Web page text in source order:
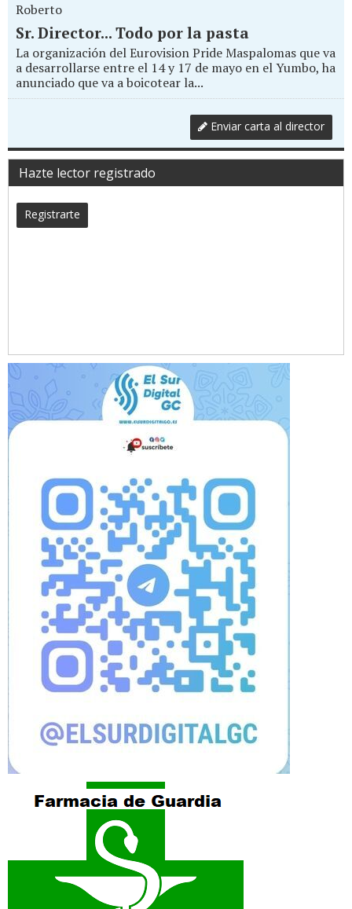
Roberto
Sr. Director... Todo por la pasta
La organización del Eurovision Pride Maspalomas que va
a desarrollarse entre el 14 y 17 de mayo en el Yumbo, ha
anunciado que va a boicotear la...
Enviar carta al director
Hazte lector registrado
Registrarte